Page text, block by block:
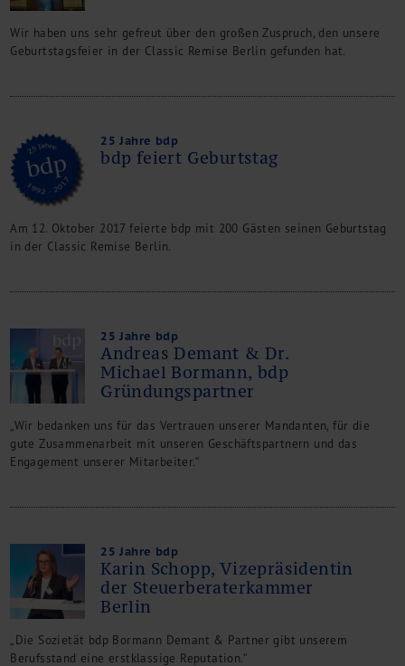
Wir haben uns sehr gefreut über den großen Zuspruch, den unsere
Geburtstagsfeier in der Classic Remise Berlin gefunden hat.
25 Jahre bdp
bdp feiert Geburtstag
Am 12. Oktober 2017 feierte bdp mit 200 Gästen seinen Geburtstag
in der Classic Remise Berlin.
25 Jahre bdp
Andreas Demant & Dr.
Michael Bormann, bdp
Gründungspartner
„Wir bedanken uns für das Vertrauen unserer Mandanten, für die
gute Zusammenarbeit mit unseren Geschäftspartnern und das
Engagement unserer Mitarbeiter.“
25 Jahre bdp
Karin Schopp, Vizepräsidentin
der Steuerberaterkammer
Berlin
„Die Sozietät bdp Bormann Demant & Partner gibt unserem
Berufsstand eine erstklassige Reputation.“